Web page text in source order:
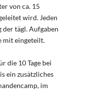
von ca. 15
wird. Jeden
der tägl. Aufgaben
mit eingeteilt.
die 10 Tage bei
ein zusätzliches
im